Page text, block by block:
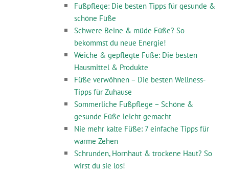
Fußpflege: Die besten Tipps für gesunde &
schöne Füße
Schwere Beine & müde Füße? So
bekommst du neue Energie!
Weiche & gepflegte Füße: Die besten
Hausmittel & Produkte
Füße verwöhnen – Die besten Wellness-
Tipps für Zuhause
Sommerliche Fußpflege – Schöne &
gesunde Füße leicht gemacht
Nie mehr kalte Füße: 7 einfache Tipps für
warme Zehen
Schrunden, Hornhaut & trockene Haut? So
wirst du sie los!